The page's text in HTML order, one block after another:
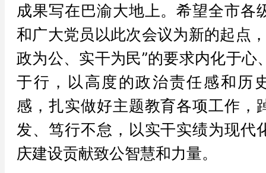
成果写在巴渝大地上。希望全市各
和广大党员以此次会议为新的起点
政为公、实干为民”的要求内化于心
于行，以高度的政治责任感和历
感，扎实做好主题教育各项工作，
发、笃行不怠，以实干实绩为现代
庆建设贡献致公智慧和力量。